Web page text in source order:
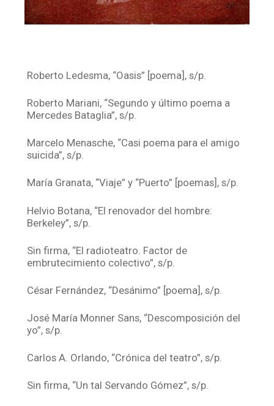
Roberto Ledesma, “Oasis” [poema], s/p.
Roberto Mariani, “Segundo y último poema a
Mercedes Bataglia”, s/p.
Marcelo Menasche, “Casi poema para el amigo
suicida”, s/p.
María Granata, “Viaje” y “Puerto” [poemas], s/p.
Helvio Botana, “El renovador del hombre:
Berkeley”, s/p.
Sin firma, “El radioteatro. Factor de
embrutecimiento colectivo”, s/p.
César Fernández, “Desánimo” [poema], s/p.
José María Monner Sans, “Descomposición del
yo”, s/p.
Carlos A. Orlando, “Crónica del teatro”, s/p.
Sin firma, “Un tal Servando Gómez”, s/p.